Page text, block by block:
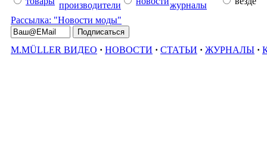
производители журналы
Рассылка: "Новости моды"
M.MÜLLER ВИДЕО · НОВОСТИ · СТАТЬИ · ЖУРНАЛЫ ·